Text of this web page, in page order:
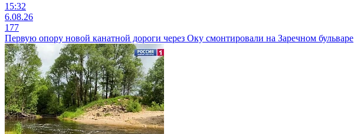
15:32
6.08.26
177
Первую опору новой канатной дороги через Оку смонтировали на Заречном бульваре